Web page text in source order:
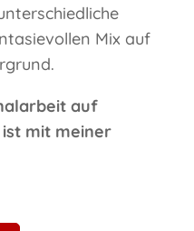
Mix auf
auf
ist mit meiner